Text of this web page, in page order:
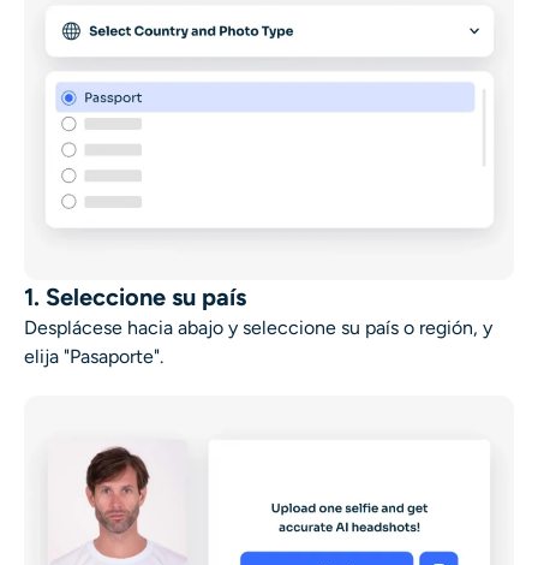
1. Seleccione su país
Desplácese hacia abajo y seleccione su país o región, y
elija "Pasaporte".